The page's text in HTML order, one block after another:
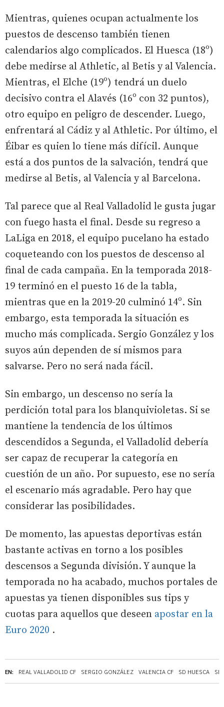
EN: REAL VALLADOLID CF SERGIO GONZÁLEZ VALENCIA CF SD HUESCA
Mientras, quienes ocupan actualmente los
puestos de descenso también tienen
calendarios algo complicados. El Huesca (18º)
debe medirse al Athletic, al Betis y al Valencia.
Mientras, el Elche (19º) tendrá un duelo
decisivo contra el Alavés (16º con 32 puntos),
otro equipo en peligro de descender. Luego,
enfrentará al Cádiz y al Athletic. Por último, el
Éibar es quien lo tiene más difícil. Aunque
está a dos puntos de la salvación, tendrá que
medirse al Betis, al Valencia y al Barcelona.
Tal parece que al Real Valladolid le gusta jugar
con fuego hasta el final. Desde su regreso a
LaLiga en 2018, el equipo pucelano ha estado
coqueteando con los puestos de descenso al
final de cada campaña. En la temporada 2018-
19 terminó en el puesto 16 de la tabla,
mientras que en la 2019-20 culminó 14º. Sin
embargo, esta temporada la situación es
mucho más complicada. Sergio González y los
suyos aún dependen de sí mismos para
salvarse. Pero no será nada fácil.
Sin embargo, un descenso no sería la
perdición total para los blanquivioletas. Si se
mantiene la tendencia de los últimos
descendidos a Segunda, el Valladolid debería
ser capaz de recuperar la categoría en
cuestión de un año. Por supuesto, ese no sería
el escenario más agradable. Pero hay que
considerar las posibilidades.
De momento, las apuestas deportivas están
bastante activas en torno a los posibles
descensos a Segunda división. Y aunque la
temporada no ha acabado, muchos portales de
apuestas ya tienen disponibles sus tips y
cuotas para aquellos que deseen apostar en la
Euro 2020 .